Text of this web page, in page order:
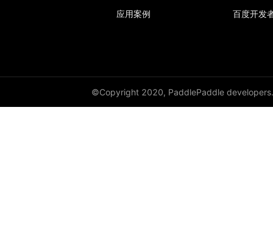
应用案例 百度开发
©Copyright 2020, PaddlePaddle developers.